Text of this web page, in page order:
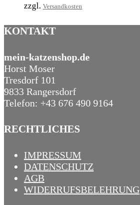
zzgl. Versandkosten
KONTAKT
mein-katzenshop.de
Horst Moser
Tresdorf 101
9833 Rangersdorf
Telefon: +43 676 490 9164
RECHTLICHES
IMPRESSUM
DATENSCHUTZ
AGB
WIDERRUFSBELEHRUNG